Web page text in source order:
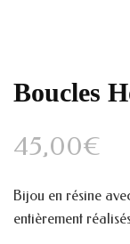
Boucles
45,00€
Bijou en résine
entièrement